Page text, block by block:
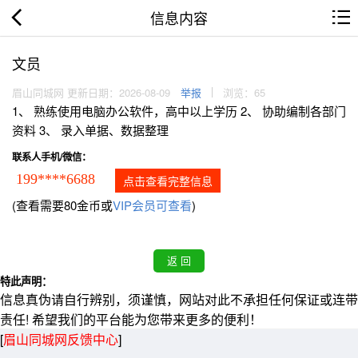
信息内容
文员
眉山同城网 更新日期：2026-08-09 举报 浏览：65
1、 熟练使用电脑办公软件，高中以上学历 2、 协助编制各部门
资料 3、 录入单据、数据整理
联系人手机/微信：
199****6688 点击查看完整信息
(查看需要80金币或VIP会员可查看)
特此声明：
信息真伪请自行辨别，须谨慎，网站对此不承担任何保证或连带
责任! 希望我们的平台能为您带来更多的便利！
[眉山同城网反馈中心]